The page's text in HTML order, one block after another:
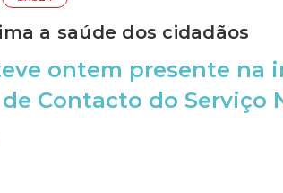
a saúde dos cidadãos
ontem presente na
Contacto do Serviço